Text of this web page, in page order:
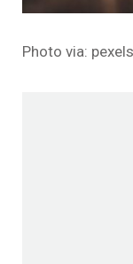
Photo via: